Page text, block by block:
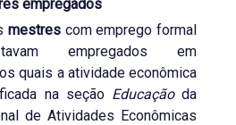
empregados
mestrescom emprego formal
empregados em
quais a atividade econômica
na seção Educaçãoda
de Atividades Econômicas